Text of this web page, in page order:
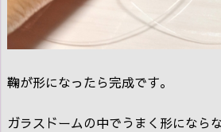
鞠が形になったら完成です。
ガラスドームの中でうまく形になら